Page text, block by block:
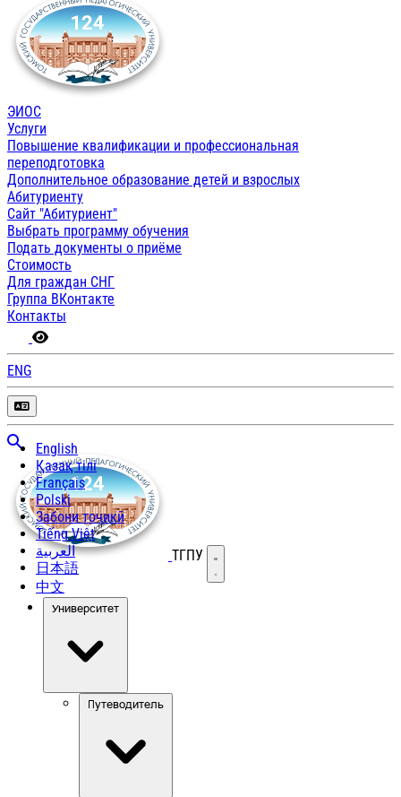
ЭИОС
Услуги
Повышение квалификации и профессиональная
переподготовка
Дополнительное образование детей и взрослых
Абитуриенту
Сайт "Абитуриент"
Выбрать программу обучения
Подать документы о приёме
Стоимость
Для граждан СНГ
Группа ВКонтакте
Контакты
ENG
English
Қазақ тілі
Français
Polski
Забони тоҷикӣ
Tiếng Việt
العربية
日本語
中文
ТГПУ Открыть меню
Университет
Путеводитель